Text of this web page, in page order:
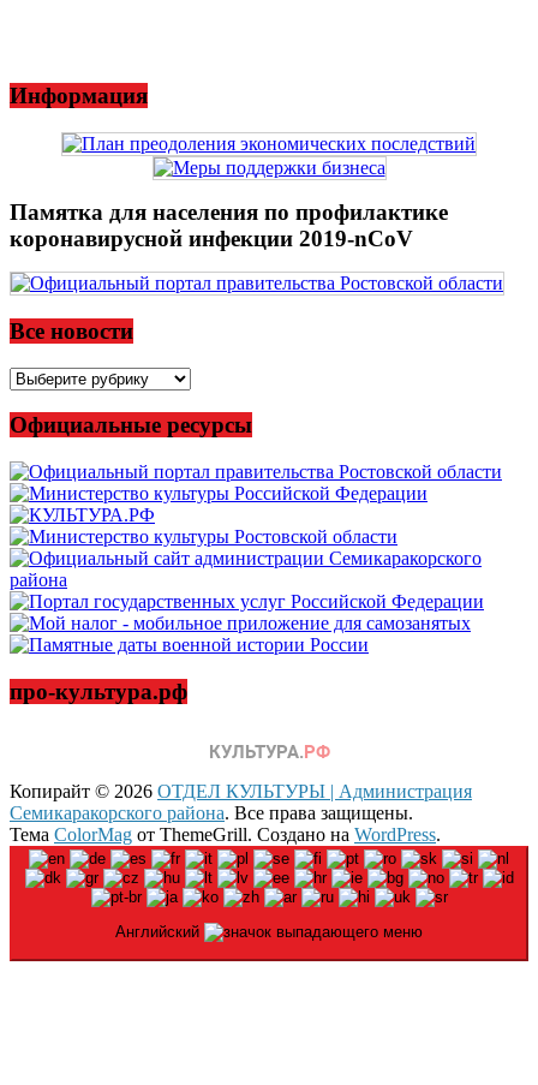
Информация
Памятка для населения по профилактике
коронавирусной инфекции 2019-nCoV
Все новости
Все
Официальные ресурсы
про-культура.рф
Копирайт © 2026 ОТДЕЛ КУЛЬТУРЫ | Администрация
Семикаракорского района. Все права защищены.
Тема ColorMag от ThemeGrill. Создано на WordPress.
Английский